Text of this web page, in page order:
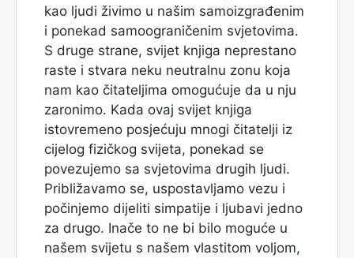
kao ljudi živimo u našim samoizgrađenim
i ponekad samoograničenim svjetovima.
S druge strane, svijet knjiga neprestano
raste i stvara neku neutralnu zonu koja
nam kao čitateljima omogućuje da u nju
zaronimo. Kada ovaj svijet knjiga
istovremeno posjećuju mnogi čitatelji iz
cijelog fizičkog svijeta, ponekad se
povezujemo sa svjetovima drugih ljudi.
Približavamo se, uspostavljamo vezu i
počinjemo dijeliti simpatije i ljubavi jedno
za drugo. Inače to ne bi bilo moguće u
našem svijetu s našem vlastitom voljom,